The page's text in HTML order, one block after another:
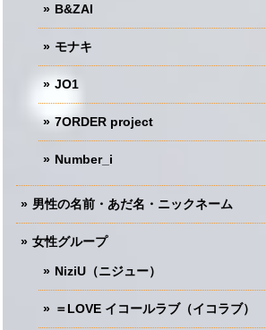
B&ZAI
モナキ
JO1
7ORDER project
Number_i
男性の名前・あだ名・ニックネーム
女性グループ
NiziU（ニジュー）
＝LOVE イコールラブ（イコラブ）